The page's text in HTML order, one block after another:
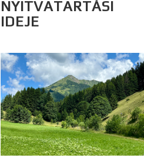
NYITVATARTÁSI
IDEJE